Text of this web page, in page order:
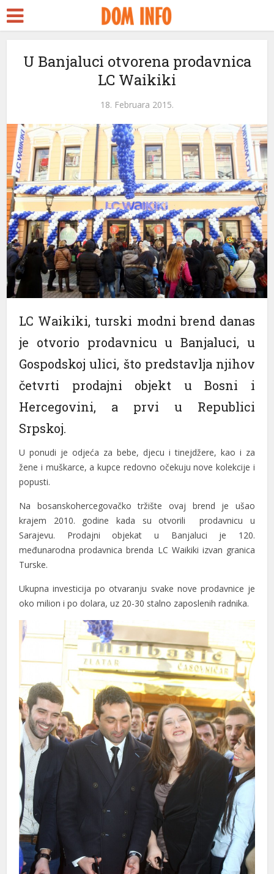
U Banjaluci otvorena prodavnica
LC Waikiki
18. Februara 2015.
LC Waikiki, turski modni brend danas
je otvorio prodavnicu u Banjaluci, u
Gospodskoj ulici, što predstavlja njihov
četvrti prodajni objekt u Bosni i
Hercegovini, a prvi u Republici
Srpskoj.
U ponudi je odjeća za bebe, djecu i tinejdžere, kao i za
žene i muškarce, a kupce redovno očekuju nove kolekcije i
popusti.
Na bosanskohercegovačko tržište ovaj brend je ušao
krajem 2010. godine kada su otvorili prodavnicu u
Sarajevu. Prodajni objekat u Banjaluci je 120.
međunarodna prodavnica brenda LC Waikiki izvan granica
Turske.
Ukupna investicija po otvaranju svake nove prodavnice je
oko milion i po dolara, uz 20-30 stalno zaposlenih radnika.